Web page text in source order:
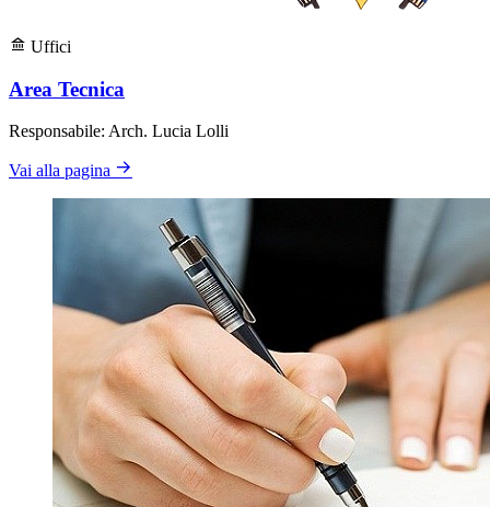
Uffici
Area Tecnica
Responsabile: Arch. Lucia Lolli
Vai alla pagina